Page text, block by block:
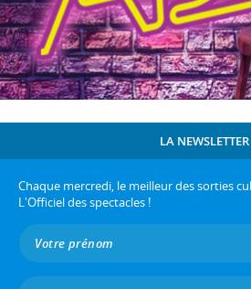
LA NEWSLETTER
Chaque mercredi, le meilleur des sorties
L'Officiel des spectacles !